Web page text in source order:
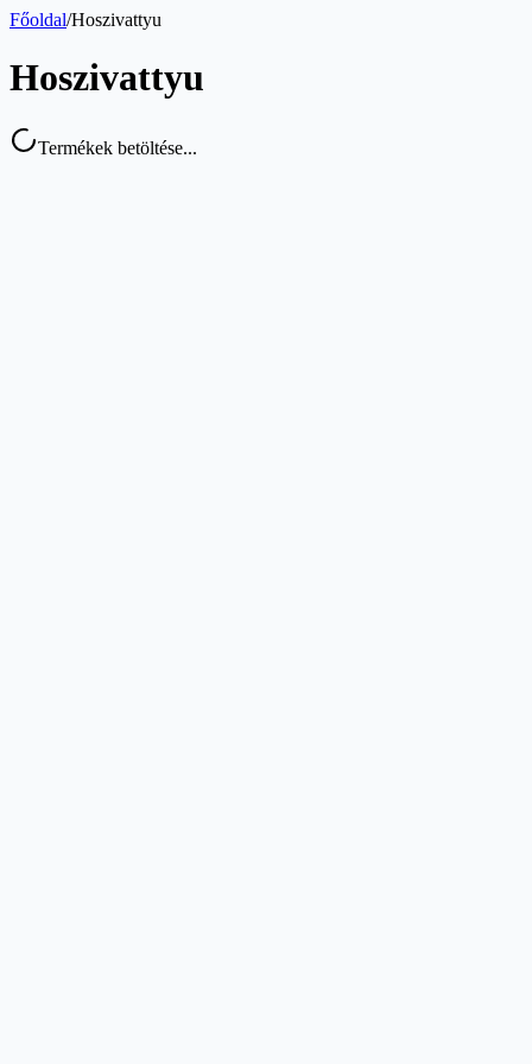
Főoldal/Hoszivattyu
Hoszivattyu
Termékek betöltése...